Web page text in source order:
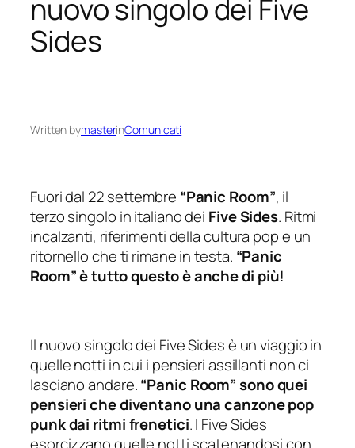
nuovo singolo dei Five
Sides
Written bymasterinComunicati
Fuori dal 22 settembre “Panic Room”, il
terzo singolo in italiano dei Five Sides. Ritmi
incalzanti, riferimenti della cultura pop e un
ritornello che ti rimane in testa. “Panic
Room” è tutto questo è anche di più!
Il nuovo singolo dei Five Sides è un viaggio in
quelle notti in cui i pensieri assillanti non ci
lasciano andare.“Panic Room” sono quei
pensieri che diventano una canzone pop
punk dai ritmi frenetici. I Five Sides